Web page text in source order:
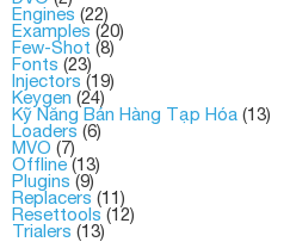
Engines (22)
Examples (20)
Few-Shot (8)
Fonts (23)
Injectors (19)
Keygen (24)
Kỹ Năng Bán Hàng Tạp Hóa (13)
Loaders (6)
MVO (7)
Offline(13)
Plugins (9)
Replacers (11)
Resettools (12)
Trialers (13)